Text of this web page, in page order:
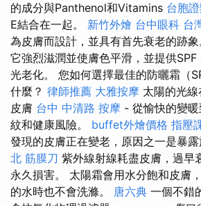
的成分與Panthenol和Vitamins 台胞
E結合在一起。 新竹外燴 台中眼科 台
為皮膚而設計，並具有首先衰老的跡象
它強烈滋潤並使膚色平滑，並提供SPF
光老化。 您如何選擇最佳的防曬霜（
什麼？ 律師推薦 大雅按摩 太陽的光
皮膚 台中 中清路 按摩 - 從愉快的變
紋和健康風險。 buffet外燴價格 指壓
發現的皮膚正在變老，原因之一是暴露
北 筋膜刀 紫外線射線耗盡皮膚，過早
永久損害。 太陽霜會用水分飽和皮膚
的水時也不會洗滌。 唐六典 一個不錯